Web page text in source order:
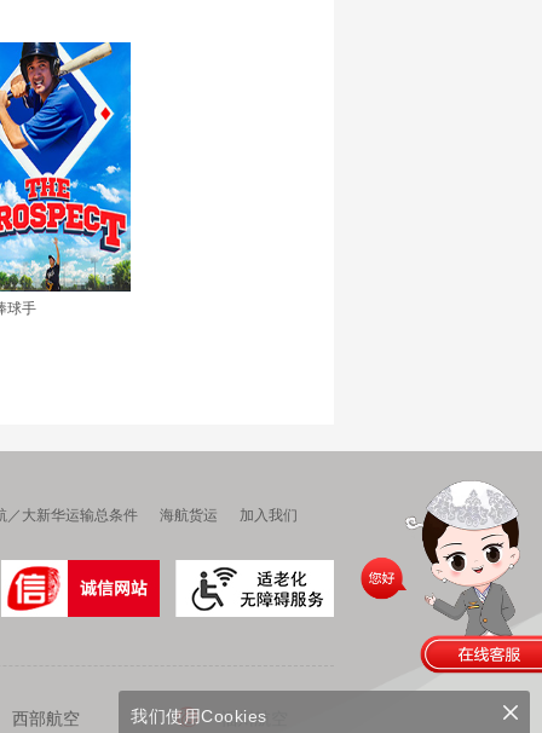
球手
／大新华运输总条件 海航货运 加入我们
西部航空 福州航空
我们使用Cookies